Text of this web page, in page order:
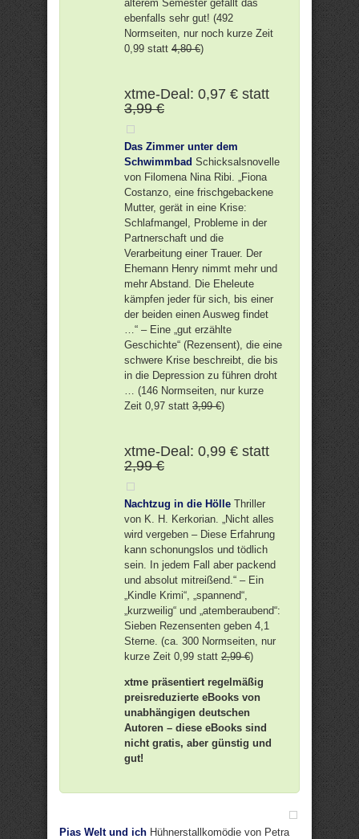
älterem Semester gefällt das
ebenfalls sehr gut! (492
Normseiten, nur noch kurze Zeit
0,99 statt 4,80 €)
xtme-Deal: 0,97 € statt
3,99 €
Das Zimmer unter dem
Schwimmbad Schicksalsnovelle
von Filomena Nina Ribi. „Fiona
Costanzo, eine frischgebackene
Mutter, gerät in eine Krise:
Schlafmangel, Probleme in der
Partnerschaft und die
Verarbeitung einer Trauer. Der
Ehemann Henry nimmt mehr und
mehr Abstand. Die Eheleute
kämpfen jeder für sich, bis einer
der beiden einen Ausweg findet
…“ – Eine „gut erzählte
Geschichte“ (Rezensent), die eine
schwere Krise beschreibt, die bis
in die Depression zu führen droht
… (146 Normseiten, nur kurze
Zeit 0,97 statt 3,99 €)
xtme-Deal: 0,99 € statt
2,99 €
Nachtzug in die Hölle Thriller
von K. H. Kerkorian. „Nicht alles
wird vergeben – Diese Erfahrung
kann schonungslos und tödlich
sein. In jedem Fall aber packend
und absolut mitreißend.“ – Ein
„Kindle Krimi“, „spannend“,
„kurzweilig“ und „atemberaubend“:
Sieben Rezensenten geben 4,1
Sterne. (ca. 300 Normseiten, nur
kurze Zeit 0,99 statt 2,99 €)
xtme präsentiert regelmäßig
preisreduzierte eBooks von
unabhängigen deutschen
Autoren – diese eBooks sind
nicht gratis, aber günstig und
gut!
Pias Welt und ich Hühnerstallkomödie von Petra